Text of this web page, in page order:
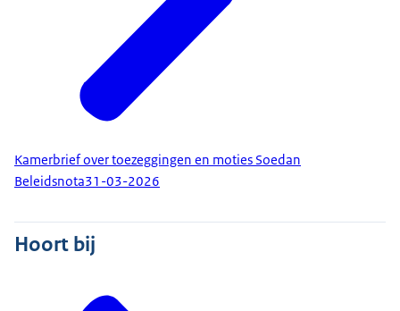
Kamerbrief over toezeggingen en moties Soedan
Beleidsnota31-03-2026
Hoort bij